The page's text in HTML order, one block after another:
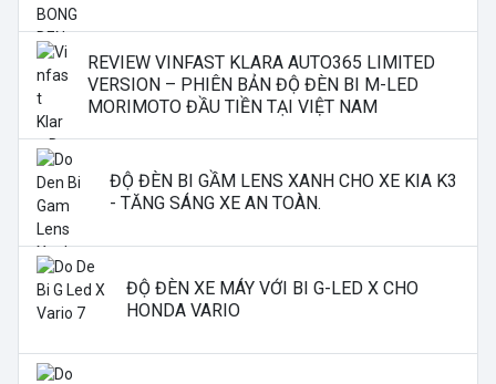
REVIEW VINFAST KLARA AUTO365 LIMITED
VERSION – PHIÊN BẢN ĐỘ ĐÈN BI M-LED
MORIMOTO ĐẦU TIỀN TẠI VIỆT NAM
ĐỘ ĐÈN BI GẦM LENS XANH CHO XE KIA K3
- TĂNG SÁNG XE AN TOÀN.
ĐỘ ĐÈN XE MÁY VỚI BI G-LED X CHO
HONDA VARIO